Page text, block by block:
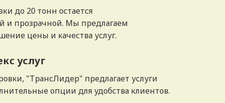
до 20 тонн остается
и прозрачной. Мы предлагаем
цены и качества услуг.
услуг
"ТрансЛидер" предлагает услуги
опции для удобства клиентов.